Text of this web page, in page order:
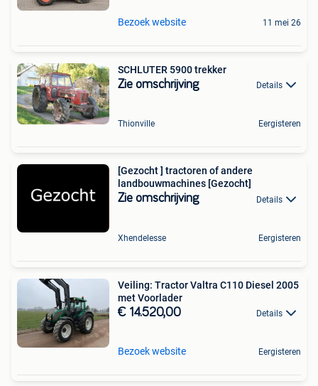
Bezoek website 11 mei 26
SCHLUTER 5900 trekker
Zie omschrijving Details
Thionville Eergisteren
[Gezocht ] tractoren of andere
landbouwmachines [Gezocht]
Zie omschrijving Details
Xhendelesse Eergisteren
Veiling: Tractor Valtra C110 Diesel 2005
met Voorlader
€ 14.520,00 Details
Bezoek website Eergisteren